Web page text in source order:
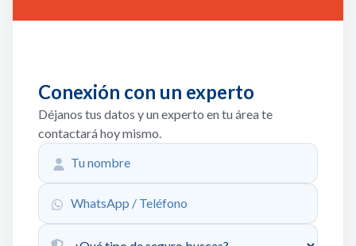
Conexión con un experto
Déjanos tus datos y un experto en tu área te
contactará hoy mismo.